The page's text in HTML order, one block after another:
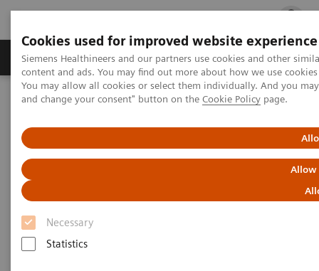
Cookies used for improved website experience
Siemens Healthineers and our partners use cookies and other
content and ads. You may find out more about how we use
You may allow all cookies or select them individually. And you
and change your consent" button on the Cookie Policy page.
Allow
Necessary
Statistics
Ürün ve Hizmetler Öne Çıkanlar Sağlık
Siemens Healthineers Türkiye
Tıbbi Görüntüleme
NAEOTOM Alpha
PCCT scientific evidence
ECR 2023 / Pushing the boundaries of CT imaging with photon-
counting technology in cardiac imaging
ECR 2023 / Pushing the
boundaries of CT imaging with
photon-counting technology in